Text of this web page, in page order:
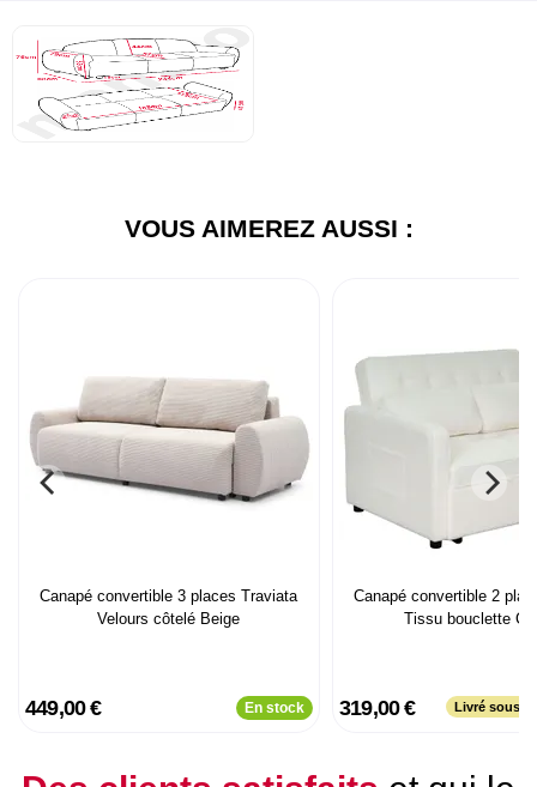
VOUS AIMEREZ AUSSI :
Canapé convertible 3 places Traviata
Velours côtelé Beige
449,00 € En stock
Canapé convertible 2
Tissu bouclette
319,00 € Livré sous